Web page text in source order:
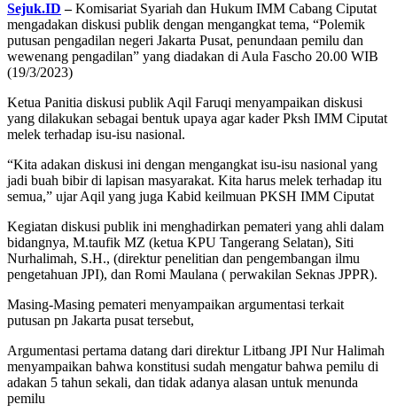
Sejuk.ID –Komisariat Syariah dan Hukum IMM Cabang Ciputat
mengadakan diskusi publik dengan mengangkat tema, “Polemik
putusan pengadilan negeri Jakarta Pusat, penundaan pemilu dan
wewenang pengadilan” yang diadakan di Aula Fascho 20.00 WIB
(19/3/2023)
Ketua Panitia diskusi publik Aqil Faruqi menyampaikan diskusi
yang dilakukan sebagai bentuk upaya agar kader Pksh IMM Ciputat
melek terhadap isu-isu nasional.
“Kita adakan diskusi ini dengan mengangkat isu-isu nasional yang
jadi buah bibir di lapisan masyarakat. Kita harus melek terhadap itu
semua,” ujar Aqil yang juga Kabid keilmuan PKSH IMM Ciputat
Kegiatan diskusi publik ini menghadirkan pemateri yang ahli dalam
bidangnya, M.taufik MZ (ketua KPU Tangerang Selatan), Siti
Nurhalimah, S.H., (direktur penelitian dan pengembangan ilmu
pengetahuan JPI), dan Romi Maulana ( perwakilan Seknas JPPR).
Masing-Masing pemateri menyampaikan argumentasi terkait
putusan pn Jakarta pusat tersebut,
Argumentasi pertama datang dari direktur Litbang JPI Nur Halimah
menyampaikan bahwa konstitusi sudah mengatur bahwa pemilu di
adakan 5 tahun sekali, dan tidak adanya alasan untuk menunda
pemilu